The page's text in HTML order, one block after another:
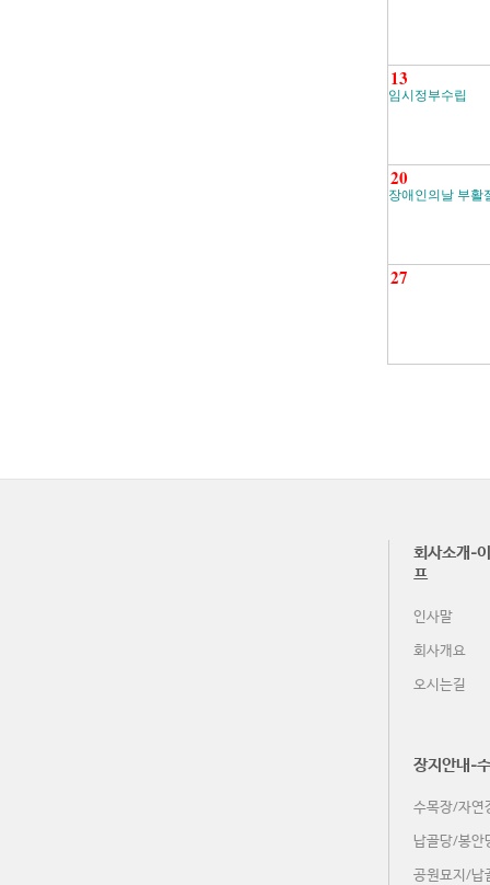
13
임시정부수립
20
장애인의날 부활
27
회사소개-
프
인사말
회사개요
오시는길
장지안내-
수목장/자연
납골당/봉안
공원묘지/납